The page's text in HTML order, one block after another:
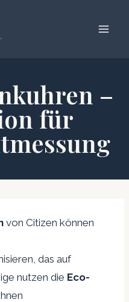
–
für
von Citizen können
das auf
nutzen die Eco-